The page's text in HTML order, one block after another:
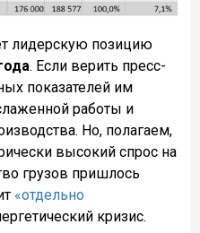
лидерскую позицию
. Если верить пресс-
показателей им
работы и
Но, полагаем,
высокий спрос на
грузов пришлось
«отдельно
кризис.